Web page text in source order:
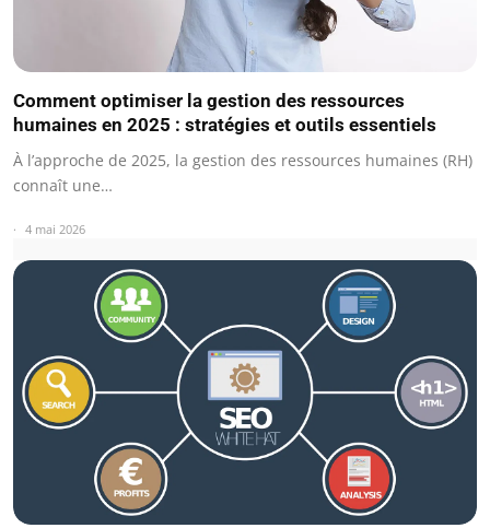
Comment optimiser la gestion des ressources
humaines en 2025 : stratégies et outils essentiels
À l’approche de 2025, la gestion des ressources humaines (RH)
connaît une…
4 mai 2026